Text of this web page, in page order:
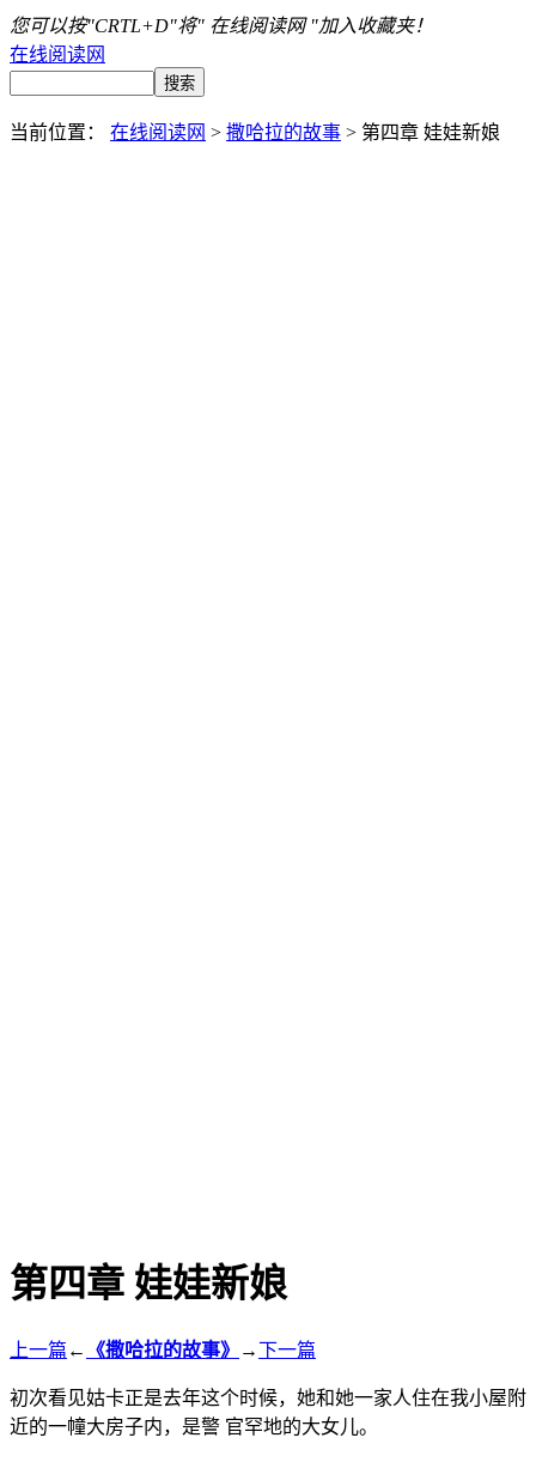
您可以按"CRTL+D"将" 在线阅读网 "加入收藏夹！
在线阅读网
当前位置： 在线阅读网 > 撒哈拉的故事 > 第四章 娃娃新娘
第四章 娃娃新娘
上一篇 ← 《撒哈拉的故事》 →下一篇
初次看见姑卡正是去年这个时候，她和她一家人住在我小屋附
近的一幢大房子内，是警 官罕地的大女儿。